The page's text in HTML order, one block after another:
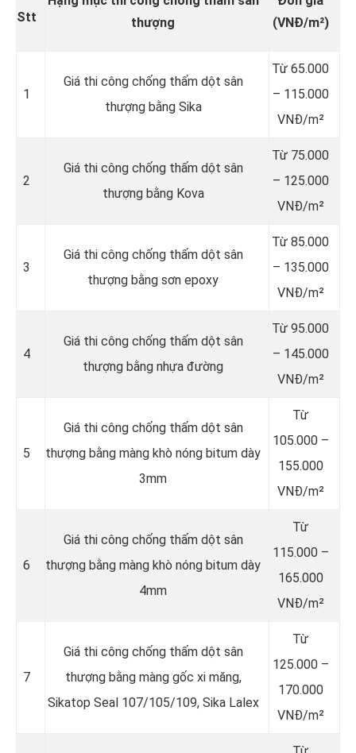
Stt
thượng
(VNĐ/m²)
1
Giá thi công chống thấm dột sân
thượng bằng Sika
Từ 65.000
– 115.000
VNĐ/m²
2
Giá thi công chống thấm dột sân
thượng bằng Kova
Từ 75.000
– 125.000
VNĐ/m²
3
Giá thi công chống thấm dột sân
thượng bằng sơn epoxy
Từ 85.000
– 135.000
VNĐ/m²
4
Giá thi công chống thấm dột sân
thượng bằng nhựa đường
Từ 95.000
– 145.000
VNĐ/m²
5
Giá thi công chống thấm dột sân
thượng bằng màng khò nóng bitum dày
3mm
Từ
105.000 –
155.000
VNĐ/m²
6
Giá thi công chống thấm dột sân
thượng bằng màng khò nóng bitum dày
4mm
Từ
115.000 –
165.000
VNĐ/m²
7
Giá thi công chống thấm dột sân
thượng bằng màng gốc xi măng,
Sikatop Seal 107/105/109, Sika Lalex
Từ
125.000 –
170.000
VNĐ/m²